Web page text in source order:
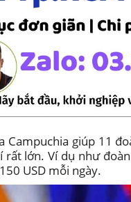
Campuchia giúp 11
rất lớn. Ví dụ như
USD mỗi ngày.